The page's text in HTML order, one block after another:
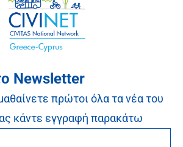
Newsletter
πρώτοι όλα τα νέα του
κάντε εγγραφή παρακάτω